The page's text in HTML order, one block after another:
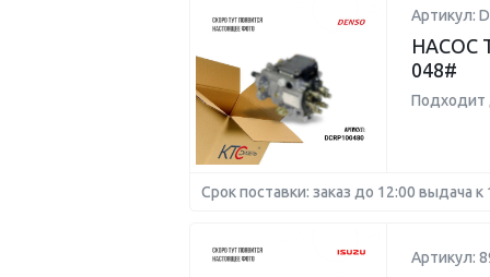
Артикул:
НАСОС
048#
Подходит
Срок поставки: заказ до 12:00 выдача к
Артикул: